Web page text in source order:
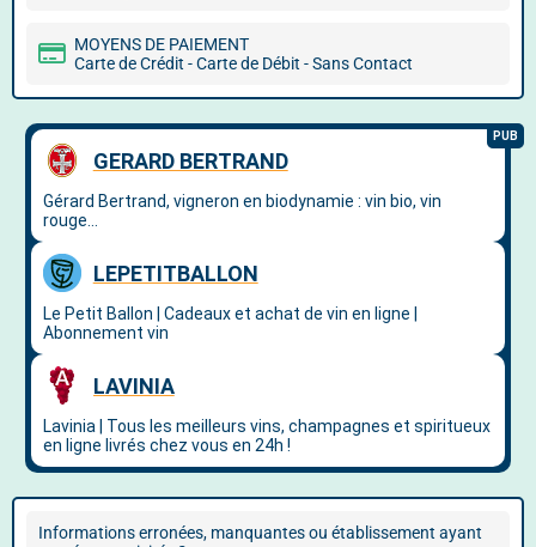
MOYENS DE PAIEMENT
Carte de Crédit - Carte de Débit - Sans Contact
Informations erronées, manquantes ou établissement ayant